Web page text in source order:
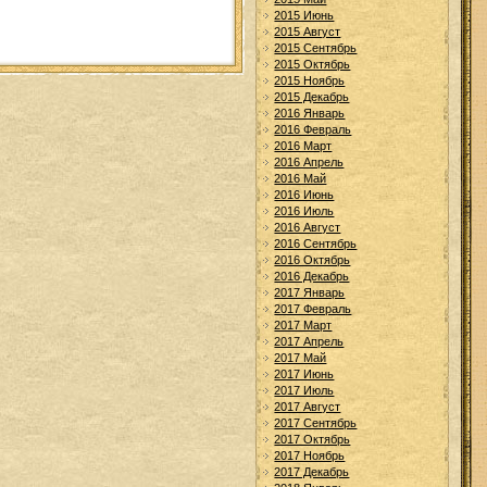
2015 Июнь
2015 Август
2015 Сентябрь
2015 Октябрь
2015 Ноябрь
2015 Декабрь
2016 Январь
2016 Февраль
2016 Март
2016 Апрель
2016 Май
2016 Июнь
2016 Июль
2016 Август
2016 Сентябрь
2016 Октябрь
2016 Декабрь
2017 Январь
2017 Февраль
2017 Март
2017 Апрель
2017 Май
2017 Июнь
2017 Июль
2017 Август
2017 Сентябрь
2017 Октябрь
2017 Ноябрь
2017 Декабрь